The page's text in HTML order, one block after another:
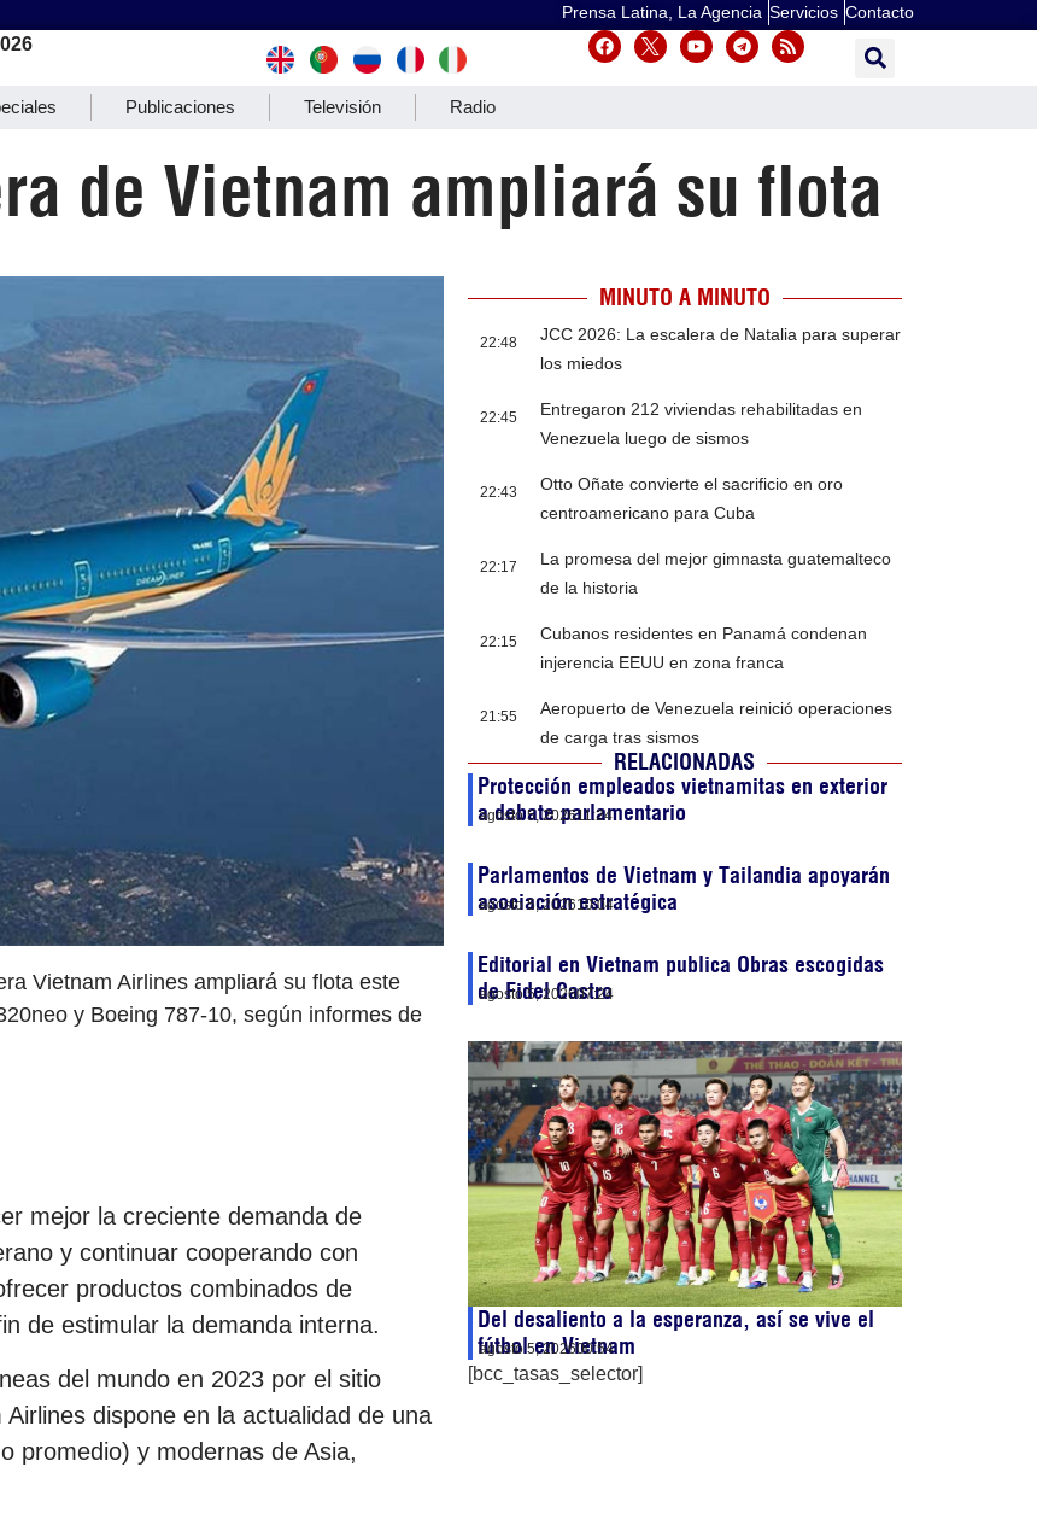
Prensa Latina, La Agencia Servicios Contacto
Publicaciones Televisión Radio
de Vietnam ampliará su flota
Vietnam Airlines ampliará su flota este
y Boeing 787-10, según informes de
mejor la creciente demanda de
y continuar cooperando con
productos combinados de
de estimular la demanda interna.
del mundo en 2023 por el sitio
dispone en la actualidad de una
promedio) y modernas de Asia,
MINUTO A MINUTO
22:48
JCC 2026: La escalera de Natalia para superar
los miedos
22:45
Entregaron 212 viviendas rehabilitadas en
Venezuela luego de sismos
22:43
Otto Oñate convierte el sacrificio en oro
centroamericano para Cuba
22:17
La promesa del mejor gimnasta guatemalteco
de la historia
22:15
Cubanos residentes en Panamá condenan
injerencia EEUU en zona franca
21:55
Aeropuerto de Venezuela reinició operaciones
de carga tras sismos
RELACIONADAS
Protección empleados vietnamitas en exterior
a debate parlamentario
agosto 5, 202611:24
Parlamentos de Vietnam y Tailandia apoyarán
asociación estratégica
agosto 5, 202610:04
Editorial en Vietnam publica Obras escogidas
de Fidel Castro
agosto 5, 202607:24
Del desaliento a la esperanza, así se vive el
fútbol en Vietnam
agosto 5, 202600:54
[bcc_tasas_selector]